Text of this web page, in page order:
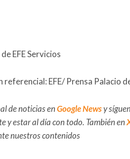
EFE Servicios
referencial: EFE/ Prensa Palacio
de noticias enGoogle Newsy
y estar al día con todo. También en
nuestros contenidos